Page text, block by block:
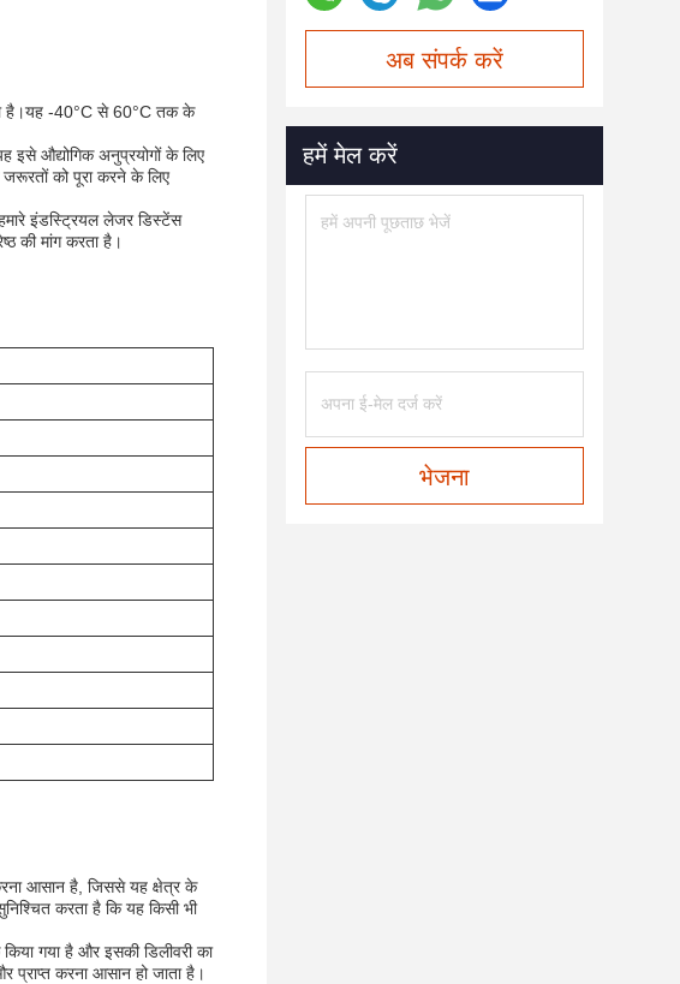
है।यह -40°C से 60°C तक के
इसे औद्योगिक अनुप्रयोगों के लिए
जरूरतों को पूरा करने के लिए
इंडस्ट्रियल लेजर डिस्टेंस
की मांग करता है।
आसान है, जिससे यह क्षेत्र के
करता है कि यह किसी भी
गया है और इसकी डिलीवरी का
प्राप्त करना आसान हो जाता है।
अब संपर्क करें
हमें मेल करें
भेजना